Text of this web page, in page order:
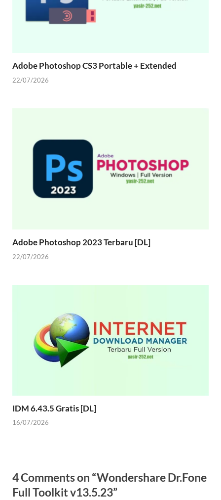
Adobe Photoshop CS3 Portable + Extended
22/07/2026
Adobe Photoshop 2023 Terbaru [DL]
22/07/2026
IDM 6.43.5 Gratis [DL]
16/07/2026
4 Comments on “Wondershare Dr.Fone
Full Toolkit v13.5.23”